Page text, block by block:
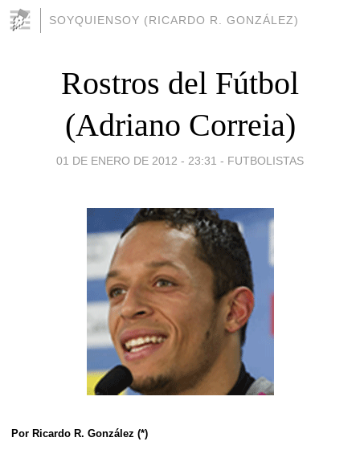
SOYQUIENSOY (RICARDO R. GONZÁLEZ)
Rostros del Fútbol
(Adriano Correia)
01 DE ENERO DE 2012 - 23:31 - FUTBOLISTAS
Por Ricardo R. González (*)